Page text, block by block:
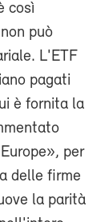
così
può
L'ETF
pagati
è fornita la
per
delle firme
la parità